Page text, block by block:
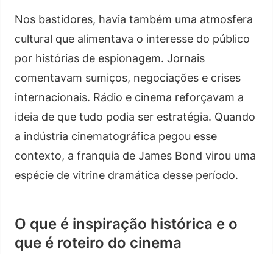
Nos bastidores, havia também uma atmosfera
cultural que alimentava o interesse do público
por histórias de espionagem. Jornais
comentavam sumiços, negociações e crises
internacionais. Rádio e cinema reforçavam a
ideia de que tudo podia ser estratégia. Quando
a indústria cinematográfica pegou esse
contexto, a franquia de James Bond virou uma
espécie de vitrine dramática desse período.
O que é inspiração histórica e o
que é roteiro do cinema